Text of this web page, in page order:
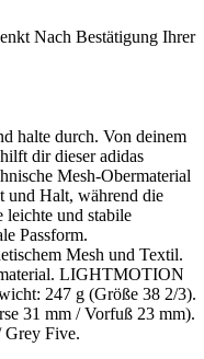
Nach Bestätigung Ihrer
halte durch. Von deinem
dir dieser adidas
Mesh-Obermaterial
und Halt, während die
und stabile
Passform.
Mesh und Textil.
LIGHTMOTION
247 g (Größe 38 2/3).
31 mm / Vorfuß 23 mm).
Grey Five.